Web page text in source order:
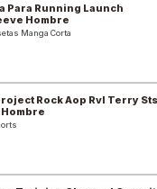
Para Running Launch
Hombre
Manga Corta
Aop Rvl Terry Sts-
Hombre